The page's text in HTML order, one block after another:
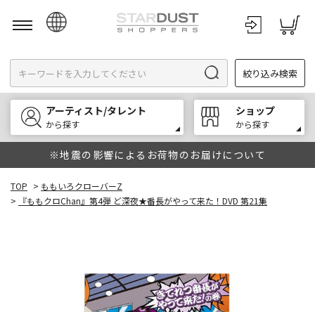
English
한국어
中文
絞り込み検索
アーティスト/タレント
から探す
ショップ
から探す
※地震の影響によるお荷物のお届けについて
TOP > ももいろクローバーZ
>
『ももクロChan』第4弾 ど深夜★番長がやって来た！DVD 第21集